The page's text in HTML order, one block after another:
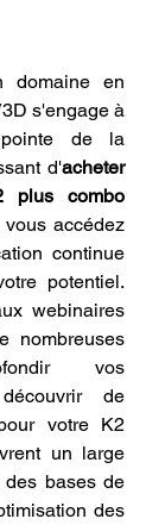
domaine en
s'engage à
de la
d'acheter
plus combo
vous accédez
continue
potentiel.
webinaires
nombreuses
vos
de
votre K2
un large
bases de
des